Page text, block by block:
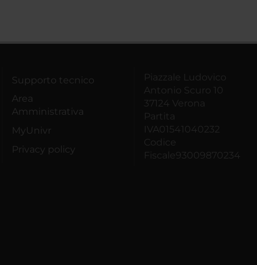
Supporto tecnico
Area
Amministrativa
MyUnivr
Privacy policy
Piazzale Ludovico
Antonio Scuro 10
37124 Verona
Partita
IVA01541040232
Codice
Fiscale93009870234